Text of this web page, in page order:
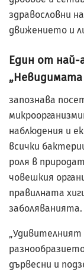
здравословни
движението и
Един от
„Невидимата
запознава
наблюдения и
всички
роля в
човешкия
правилната
заболяванията.
дървесни и